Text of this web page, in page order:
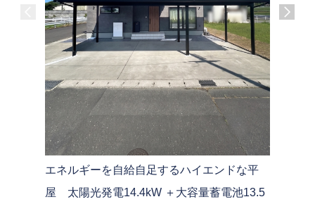
エネルギーを自給自足するハイエンドな平
屋 太陽光発電14.4kW ＋大容量蓄電池13.5